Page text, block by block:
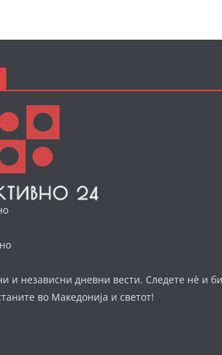
и независни дневни вести. Следете нè и
во Македонија и светот!